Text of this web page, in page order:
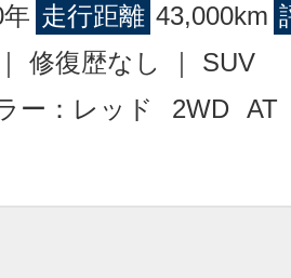
走行距離 43,000km
修復歴なし ｜ SUV
ー：レッド 2WD AT